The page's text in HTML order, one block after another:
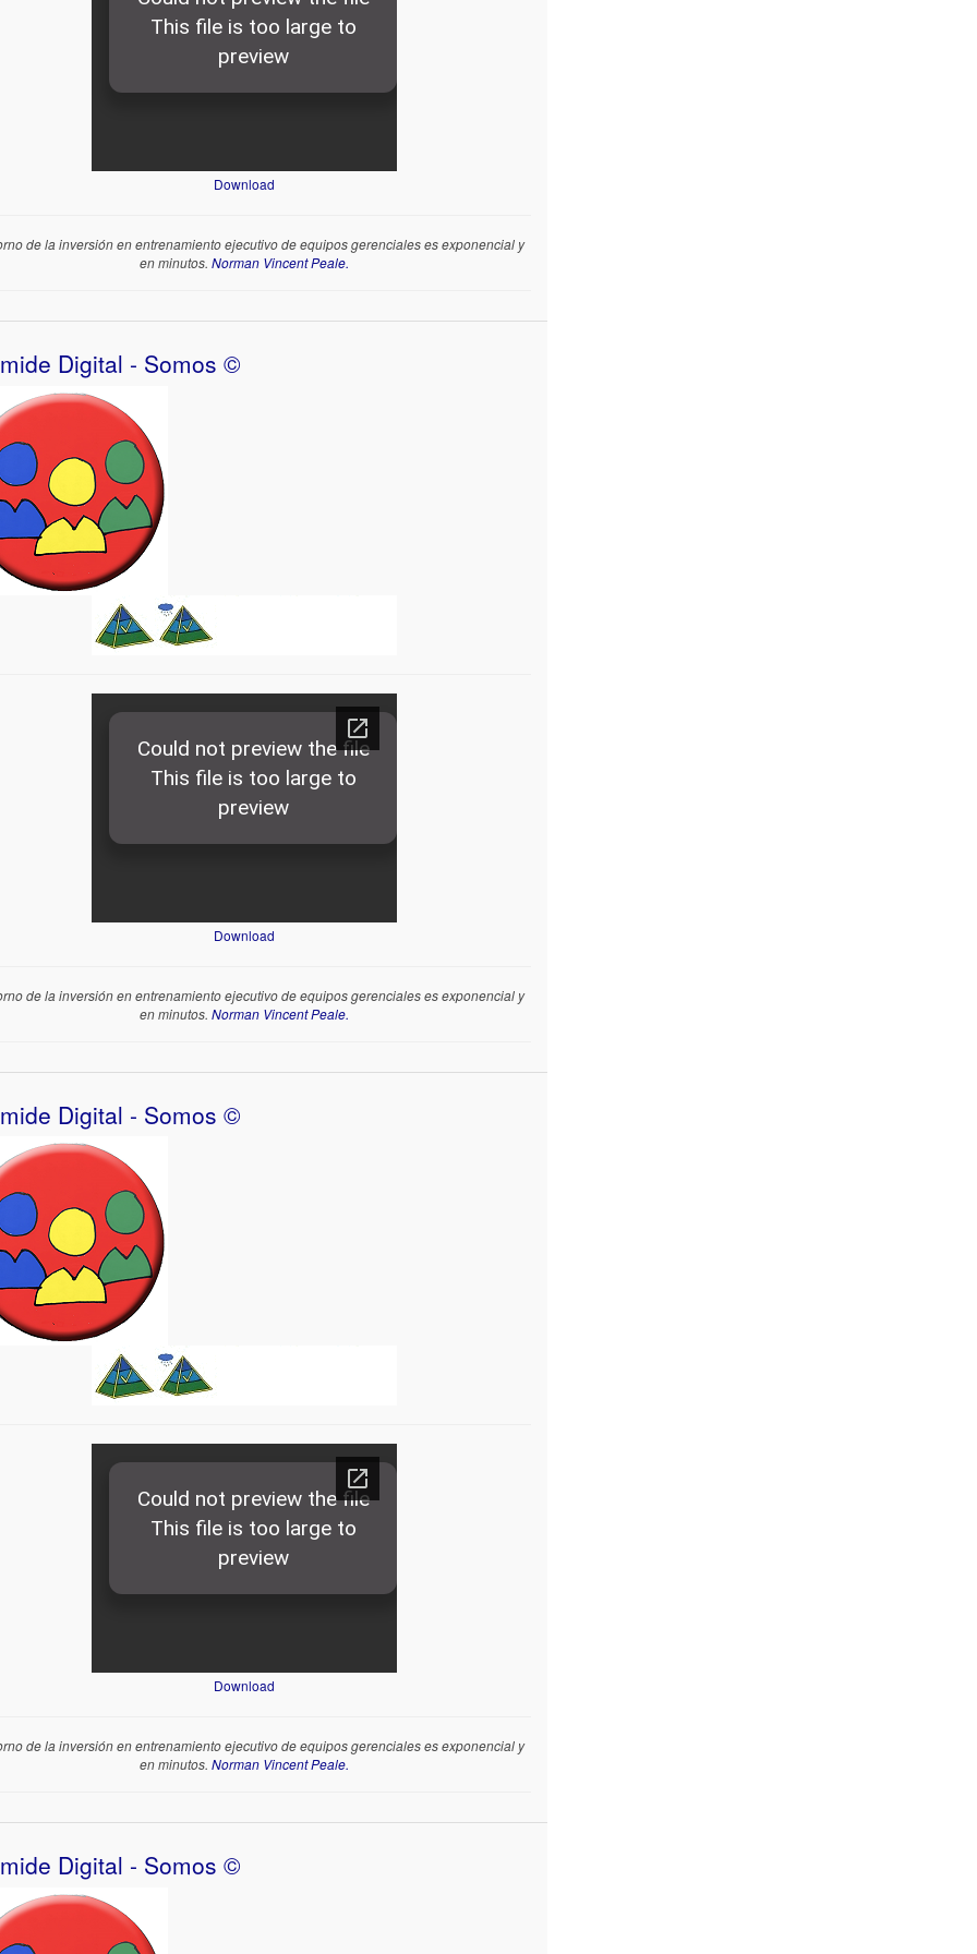
Download
de la inversión en entrenamiento ejecutivo de equipos gerenciales es exponencial y
en minutos. Norman Vincent Peale.
Digital - Somos ©
Download
de la inversión en entrenamiento ejecutivo de equipos gerenciales es exponencial y
en minutos. Norman Vincent Peale.
Digital - Somos ©
Download
de la inversión en entrenamiento ejecutivo de equipos gerenciales es exponencial y
en minutos. Norman Vincent Peale.
Digital - Somos ©